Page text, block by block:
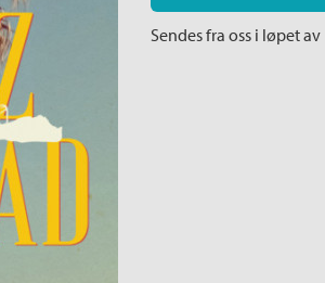
Sendes fra oss i løpet